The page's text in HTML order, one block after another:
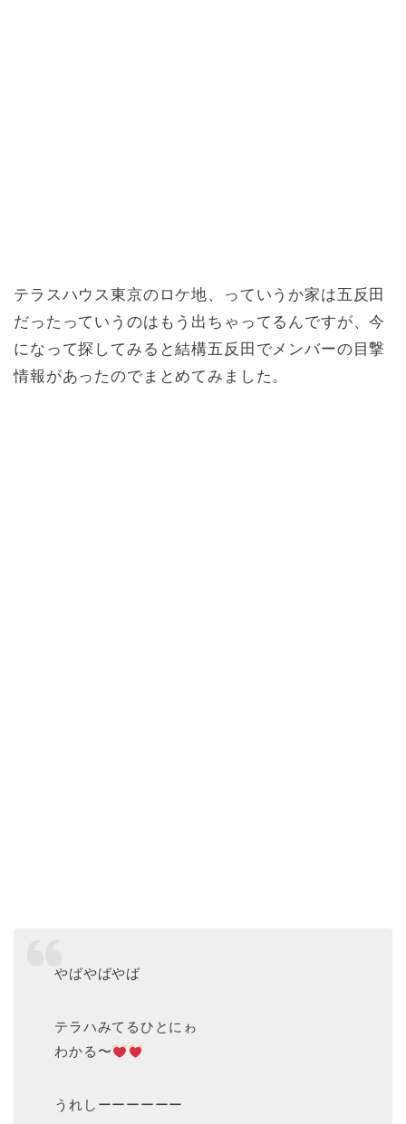
テラスハウス東京のロケ地、っていうか家は五反田
だったっていうのはもう出ちゃってるんですが、今
になって探してみると結構五反田でメンバーの目撃
情報があったのでまとめてみました。
やばやばやば
テラハみてるひとにゎ
わかる〜
うれしーーーーーー